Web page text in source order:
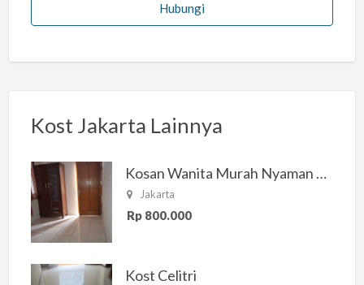
Hubungi
Kost Jakarta Lainnya
Kosan Wanita Murah Nyaman di Jakarta Selatan
Jakarta
Rp 800.000
Kost Celitri